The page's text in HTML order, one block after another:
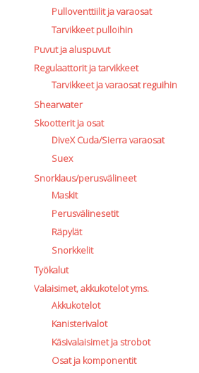
Pulloventtiilit ja varaosat
Tarvikkeet pulloihin
Puvut ja aluspuvut
Regulaattorit ja tarvikkeet
Tarvikkeet ja varaosat reguihin
Shearwater
Skootterit ja osat
DiveX Cuda/Sierra varaosat
Suex
Snorklaus/perusvälineet
Maskit
Perusvälinesetit
Räpylät
Snorkkelit
Työkalut
Valaisimet, akkukotelot yms.
Akkukotelot
Kanisterivalot
Käsivalaisimet ja strobot
Osat ja komponentit